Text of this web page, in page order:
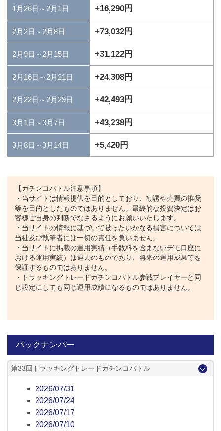
1月26日～2月1日 +16,290円
2月2日～2月8日 +73,032円
2月9日～2月15日 +31,122円
2月16日～2月21日 +24,308円
2月22日～2月29日 +42,493円
3月1日～3月7日 +43,238円
3月8日～3月14日 +5,420円
【ガチンコバトル注意事項】
・当サイトは情報提供を目的としており、勧誘や売買の推奨
等を目的としたものではありません。最終的な投資決定はお
客様ご自身の判断でなさるようにお願いいたします。
・当サイトの情報に基づいて被ったいかなる損害については
当社及び執筆者には一切の責任を負いません。
・当サイトに掲載の運用実績（手数料を含まないデモ口座に
おける運用実績）は過去のものであり、将来の運用成果等を
保証するものではありません。
・トラッキングトレードガチンコバトル参戦プレイヤーと同
じ設定にしても同じ運用成績になるものではありません。
バックナンバー
第33回トラッキングトレードガチンコバトル
2026/07/31
2026/07/24
2026/07/17
2026/07/10